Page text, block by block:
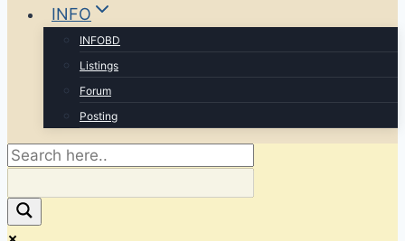
INFO
INFOBD
Listings
Forum
Posting